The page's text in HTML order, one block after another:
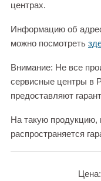
центрах.
Информацию об
можно посмотреть
Внимание: Не все
сервисные центры в
предоставляют
На такую продукцию,
распространяется
Цена: